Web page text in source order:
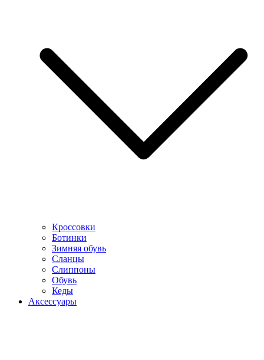
Кроссовки
Ботинки
Зимняя обувь
Сланцы
Слиппоны
Обувь
Кеды
Аксессуары